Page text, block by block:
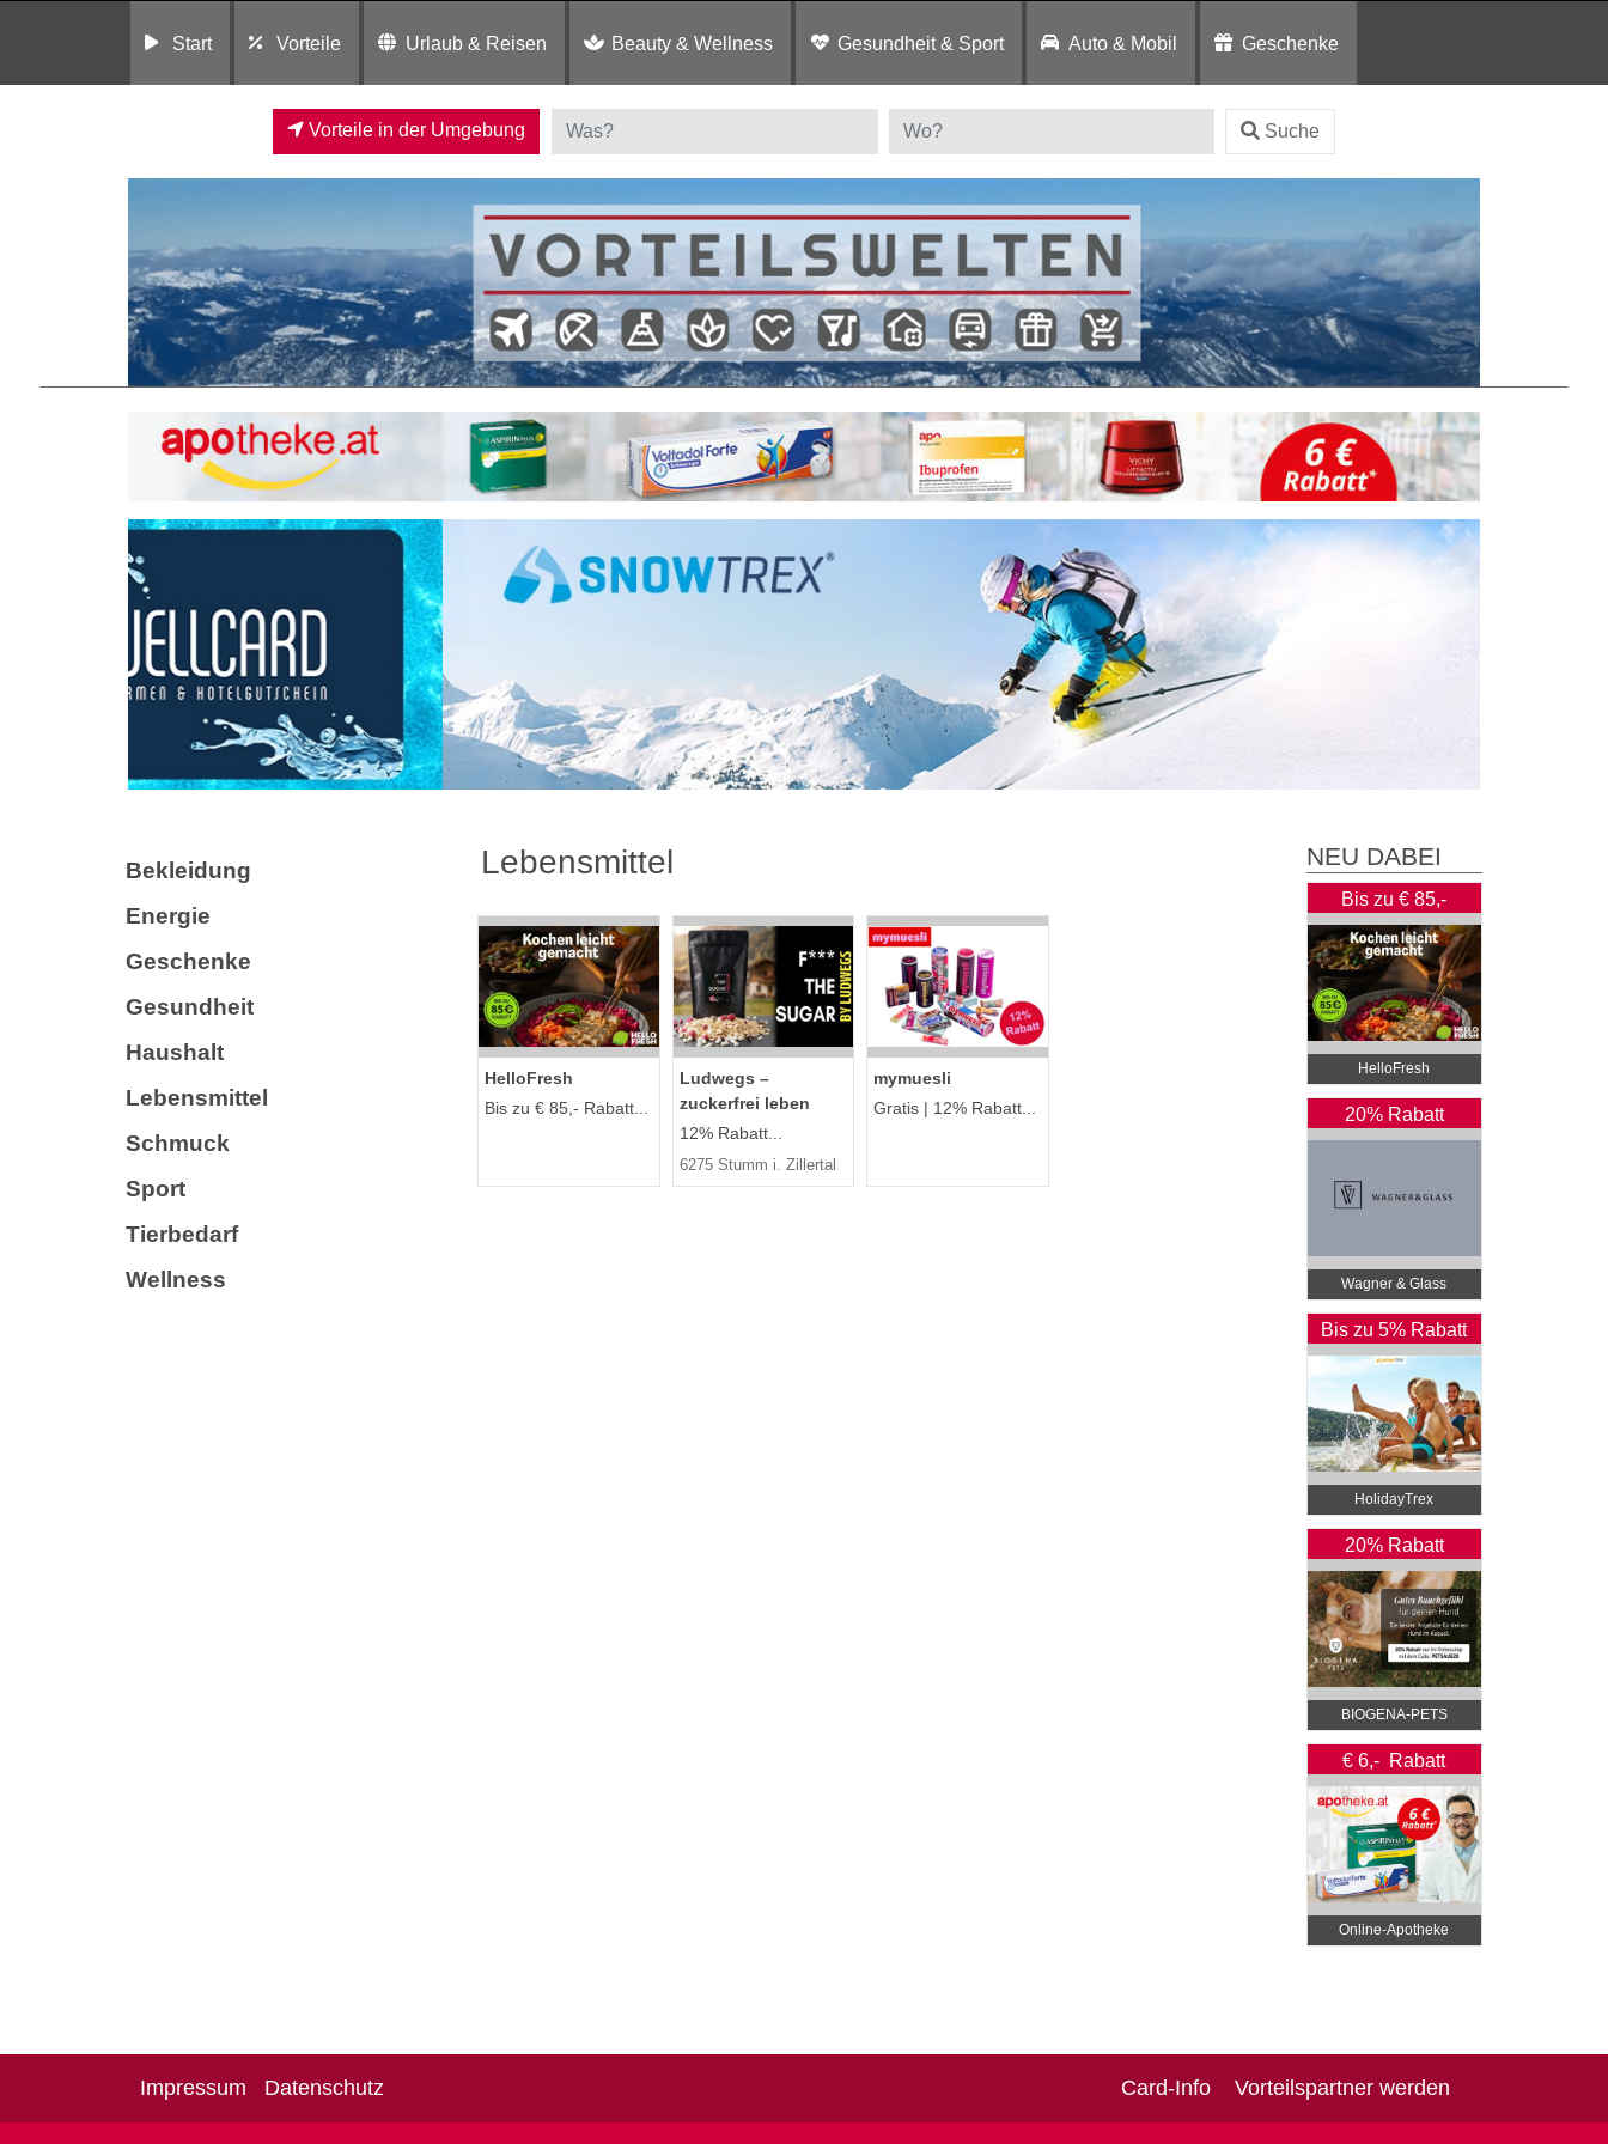
Start Vorteile Urlaub & Reisen Beauty & Wellness Gesundheit & Sport Auto & Mobil Geschenke
Vorteile in der Umgebung Suche
Bekleidung
Energie
Geschenke
Gesundheit
Haushalt
Lebensmittel
Schmuck
Sport
Tierbedarf
Wellness
Lebensmittel
HelloFresh
Bis zu € 85,- Rabatt...
Ludwegs –
zuckerfrei leben
12% Rabatt...
6275 Stumm i. Zillertal
mymuesli
Gratis | 12% Rabatt...
NEU DABEI
Bis zu € 85,-
Rabatt
HelloFresh
20% Rabatt
Wagner & Glass
Bis zu 5% Rabatt
HolidayTrex
20% Rabatt
BIOGENA-PETS
€ 6,- Rabatt
Online‑Apotheke
Impressum Datenschutz Card-Info Vorteilspartner werden